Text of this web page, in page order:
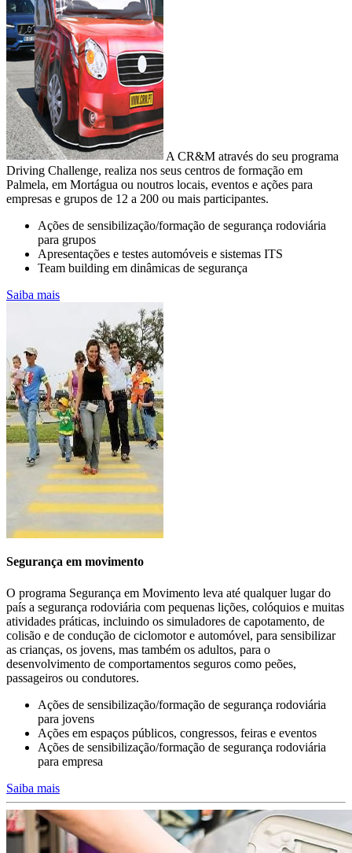
CONSUMO E EMISSÕES DA SUA
FROTA
Controlo e redução de custos na empresa
A mobilidade sustentável passa pela sensibilização para o uso
equilibrado das viaturas
com motor de combustão com vista à diminuição da pegada de
carbono
e à redução dos custos operacionais da frota.
CONDUÇÃO EM CONTEXTO
PROFISSIONAL
Conduzir em trabalho ou para o trabalho
A formação dos condutores da sua empresa deve integrar planos de
formação
e objetivos diferenciados consoante a finalidade da utilização da
viatura de serviço.
Condutores profissionais permanentes de elevada exposição ao
risco
ou condutores pendulares e de viaturas de função.
>>>
A CR&M através do seu programa
Driving Challenge, realiza nos seus centros de formação em
Palmela, em Mortágua ou noutros locais, eventos e ações para
empresas e grupos de 12 a 200 ou mais participantes.
Ações de sensibilização/formação de segurança rodoviária
para grupos
Apresentações e testes automóveis e sistemas ITS
Team building em dinâmicas de segurança
Saiba mais
Segurança em movimento
O programa Segurança em Movimento leva até qualquer lugar do
país a segurança rodoviária com pequenas lições, colóquios e muitas
atividades práticas, incluindo os simuladores de capotamento, de
colisão e de condução de ciclomotor e automóvel, para sensibilizar
as crianças, os jovens, mas também os adultos, para o
desenvolvimento de comportamentos seguros como peões,
passageiros ou condutores.
Ações de sensibilização/formação de segurança rodoviária
para jovens
Ações em espaços públicos, congressos, feiras e eventos
Ações de sensibilização/formação de segurança rodoviária
para empresa
Saiba mais